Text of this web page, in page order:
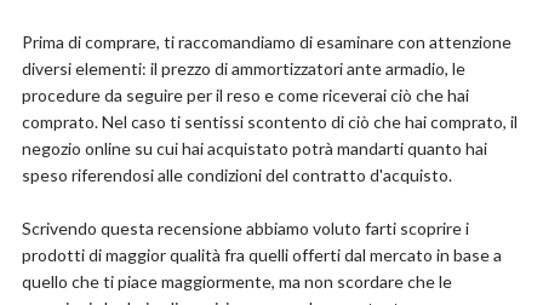
Prima di comprare, ti raccomandiamo di esaminare con attenzione
diversi elementi: il prezzo di ammortizzatori ante armadio, le
procedure da seguire per il reso e come riceverai ciò che hai
comprato. Nel caso ti sentissi scontento di ciò che hai comprato, il
negozio online su cui hai acquistato potrà mandarti quanto hai
speso riferendosi alle condizioni del contratto d'acquisto.
Scrivendo questa recensione abbiamo voluto farti scoprire i
prodotti di maggior qualità fra quelli offerti dal mercato in base a
quello che ti piace maggiormente, ma non scordare che le